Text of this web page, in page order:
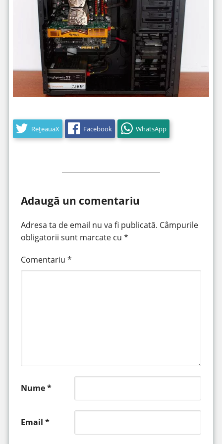
RețeauaX Facebook WhatsApp
Adaugă un comentariu
Adresa ta de email nu va fi publicată. Câmpurile
obligatorii sunt marcate cu *
Comentariu *
Nume*
Email *